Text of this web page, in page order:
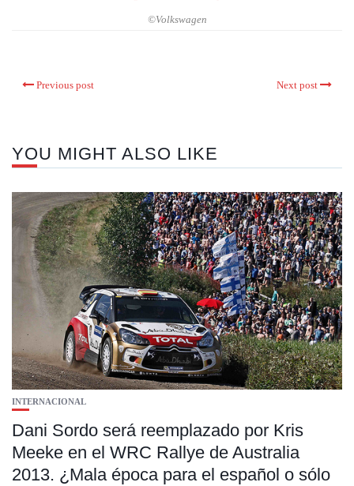
©Volkswagen
Previous post Next post
YOU MIGHT ALSO LIKE
INTERNACIONAL
Dani Sordo será reemplazado por Kris
Meeke en el WRC Rallye de Australia
2013. ¿Mala época para el español o sólo